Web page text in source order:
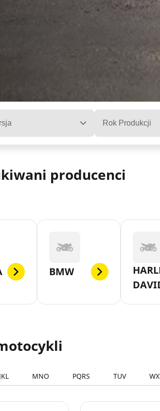
Rok Produkcji
producenci
BMW
JKL MNO PQRS TUV